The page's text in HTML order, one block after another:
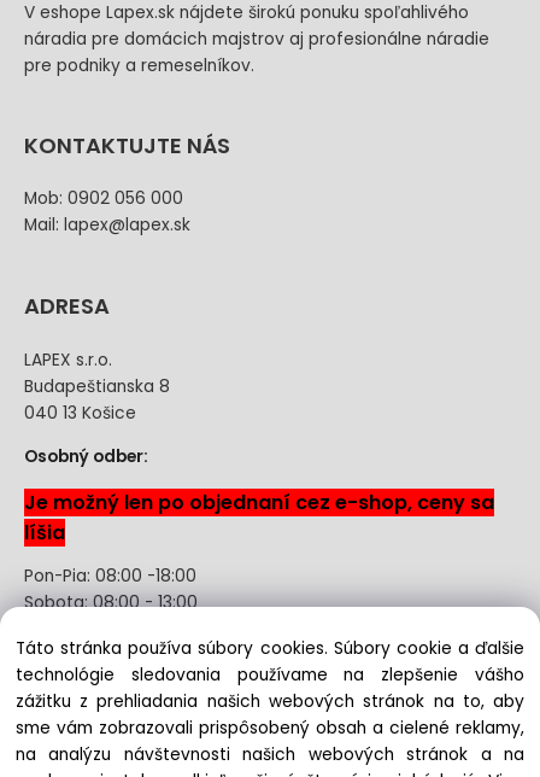
V eshope Lapex.sk nájdete širokú ponuku spoľahlivého
náradia pre domácich majstrov aj profesionálne náradie
pre podniky a remeselníkov.
KONTAKTUJTE NÁS
Mob: 0902 056 000
Mail: lapex@lapex.sk
ADRESA
LAPEX s.r.o.
Budapeštianska 8
040 13 Košice
Osobný odber:
Je možný len po objednaní cez e-shop, ceny sa
líšia
Pon-Pia: 08:00 -18:00
Sobota: 08:00 - 13:00
Odstúpenie od kúpnej zmluvy uzavretej na diaľku bez
registrácie
Táto stránka používa súbory cookies. Súbory cookie a ďalšie
technológie sledovania používame na zlepšenie vášho
zážitku z prehliadania našich webových stránok na to, aby
sme vám zobrazovali prispôsobený obsah a cielené reklamy,
na analýzu návštevnosti našich webových stránok a na